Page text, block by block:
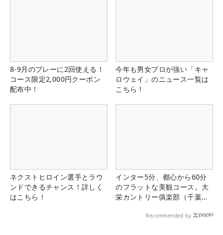
8-9月のプレーに2回使える！
コース限定2,000円クーポン
配布中！
今年も男女プロが強い「キャ
ロウェイ」のニュース一覧は
こちら！
ネクストヒロイン選手とラウ
ンドできるチャンス！詳しく
はこちら！
インター5分、都心から60分
のフラットな美観コース。大
栄カントリー俱楽部（千葉
Recommended by